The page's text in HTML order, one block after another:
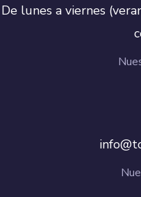
De lunes a viernes